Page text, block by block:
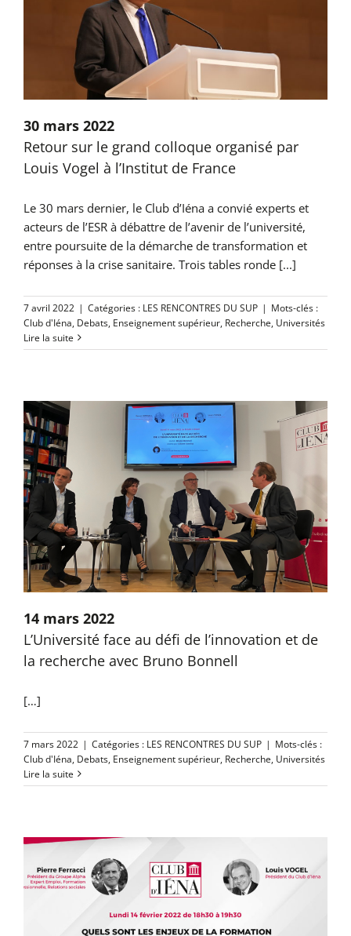
30 mars 2022
Retour sur le grand colloque organisé par
Louis Vogel à l’Institut de France
Le 30 mars dernier, le Club d’Iéna a convié experts et
acteurs de l’ESR à débattre de l’avenir de l’université,
entre poursuite de la démarche de transformation et
réponses à la crise sanitaire. Trois tables ronde [...]
7 avril 2022 | Catégories : LES RENCONTRES DU SUP | Mots-clés :
Club d'Iéna, Debats, Enseignement supérieur, Recherche, Universités
Lire la suite
14 mars 2022
L’Université face au défi de l’innovation et de
la recherche avec Bruno Bonnell
[…]
7 mars 2022 | Catégories : LES RENCONTRES DU SUP | Mots-clés :
Club d'Iéna, Debats, Enseignement supérieur, Recherche, Universités
Lire la suite